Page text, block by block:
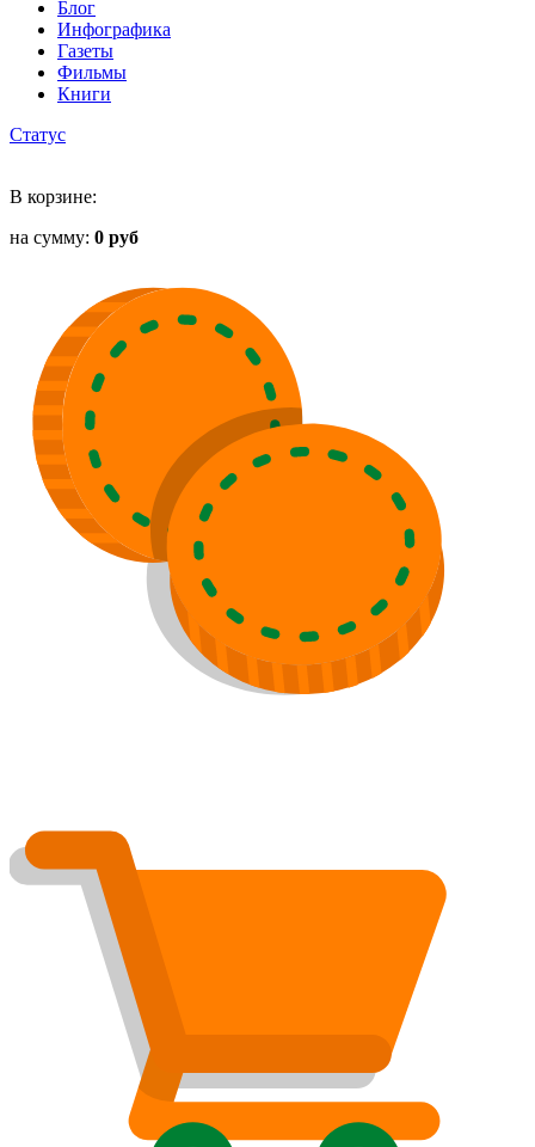
Блог
Инфографика
Газеты
Фильмы
Книги
Статус
В корзине:
на сумму: 0 руб